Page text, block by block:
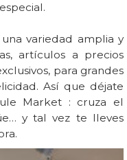
variedad amplia y
artículos a precios
para grandes
Así que déjate
Market : cruza el
y tal vez te lleves